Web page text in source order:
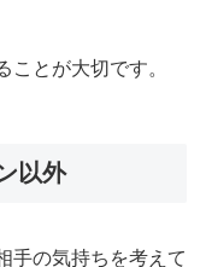
とが大切です。
以外
手の気持ちを考えて